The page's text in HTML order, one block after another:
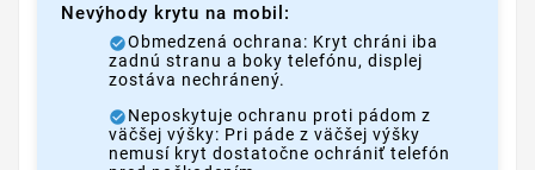
Nevýhody krytu na mobil:
Obmedzená ochrana: Kryt chráni iba
zadnú stranu a boky telefónu, displej
zostáva nechránený.
Neposkytuje ochranu proti pádom z
väčšej výšky: Pri páde z väčšej výšky
nemusí kryt dostatočne ochrániť telefón